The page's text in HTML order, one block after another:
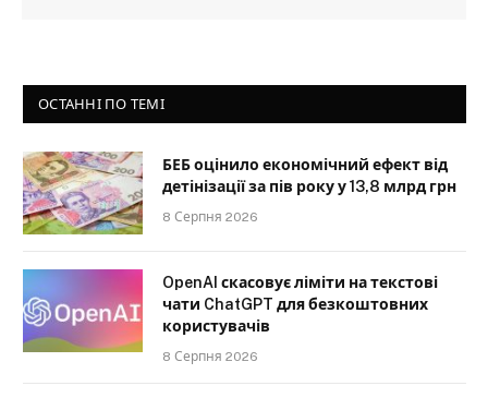
ОСТАННІ ПО ТЕМІ
БЕБ оцінило економічний ефект від
детінізації за пів року у 13,8 млрд грн
8 Серпня 2026
OpenAI скасовує ліміти на текстові
чати ChatGPT для безкоштовних
користувачів
8 Серпня 2026